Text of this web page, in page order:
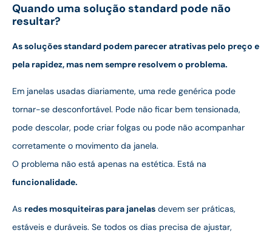
Quando uma solução standard pode não
resultar?
As soluções standard podem parecer atrativas pelo preço e
pela rapidez, mas nem sempre resolvem o problema.
Em janelas usadas diariamente, uma rede genérica pode
tornar-se desconfortável. Pode não ficar bem tensionada,
pode descolar, pode criar folgas ou pode não acompanhar
corretamente o movimento da janela.
O problema não está apenas na estética. Está na
funcionalidade.
As redes mosquiteiras para janelas devem ser práticas,
estáveis e duráveis. Se todos os dias precisa de ajustar,